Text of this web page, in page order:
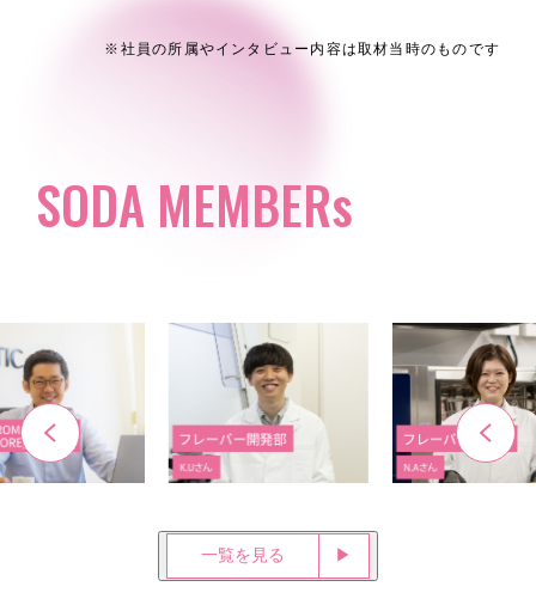
※社員の所属やインタビュー内容は取材当時のものです
SODA MEMBERs
一覧を見る ▶︎